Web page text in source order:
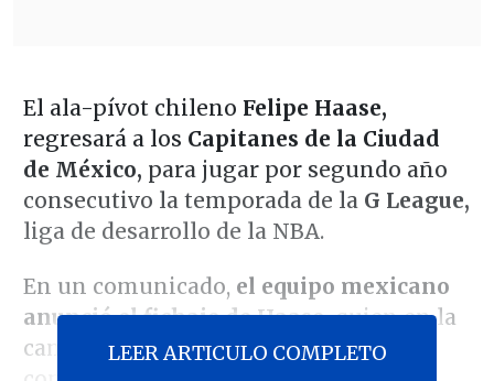
El ala-pívot chileno Felipe Haase,
regresará a los Capitanes de la Ciudad
de México, para jugar por segundo año
consecutivo la temporada de la G League,
liga de desarrollo de la NBA.
En un comunicado, el equipo mexicano
anunció el fichaje de Haase,quien en la
campaña 2024-25, fue una pieza clave,
LEER ARTICULO COMPLETO